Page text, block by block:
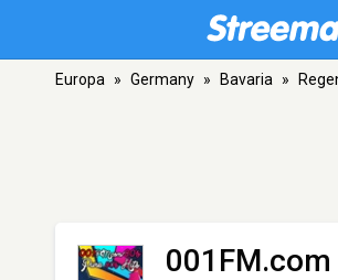
Europa » Germany » Bavaria »